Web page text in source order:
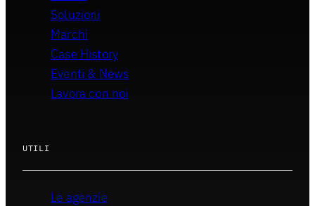
Soluzioni
Marchi
Case History
Eventi & News
Lavora con noi
UTILI
Le agenzie